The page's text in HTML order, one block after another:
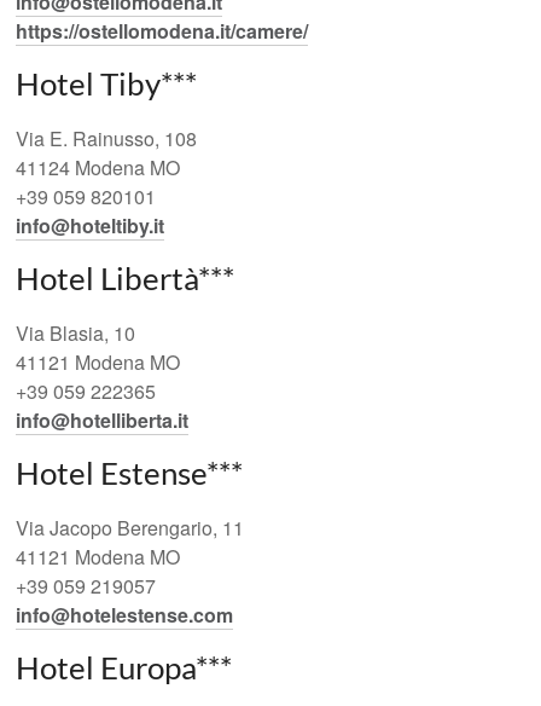
https://ostellomodena.it/camere/
Hotel Tiby***
Via E. Rainusso, 108
41124 Modena MO
+39 059 820101
info@hoteltiby.it
Hotel Libertà***
Via Blasia, 10
41121 Modena MO
+39 059 222365
info@hotelliberta.it
Hotel Estense***
Via Jacopo Berengario, 11
41121 Modena MO
+39 059 219057
info@hotelestense.com
Hotel Europa***